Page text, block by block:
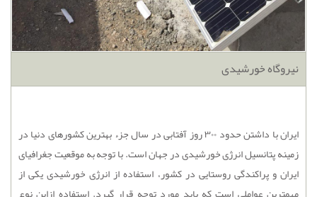
نیروگاه خورشیدی
ایران با داشتن حدود ۳۰۰ روز آفتابی در سال جزء بهترین کشورهای دنیا در
زمینه پتانسیل انرژی خورشیدی در جهان است. با توجه به موقعیت جغرافیای
ایران و پراکندگی روستایی در کشور، استفاده از انرژی خورشیدی یکی از